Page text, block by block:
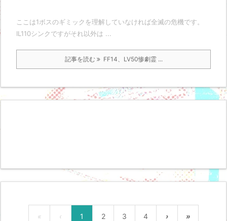
ここは1ボスのギミックを理解していなければ全滅の危機です。
IL110シンクですがそれ以外は ...
記事を読む FF14、LV50惨劇霊 ...
« ‹ 1 2 3 4 › »